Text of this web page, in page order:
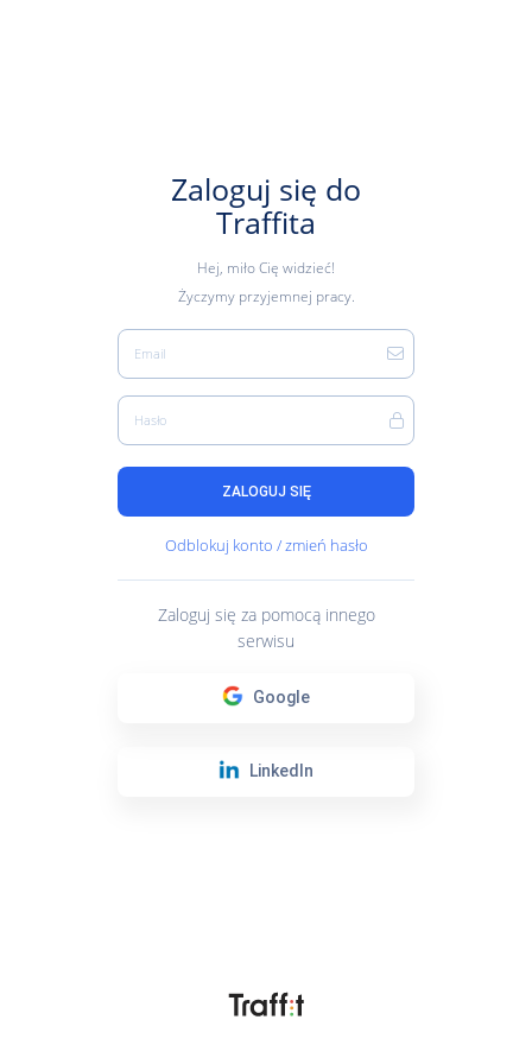
Zaloguj się do
Traffita
Hej, miło Cię widzieć!
Życzymy przyjemnej pracy.
Email
Hasło
ZALOGUJ SIĘ
Odblokuj konto / zmień hasło
Zaloguj się za pomocą innego
serwisu
Google
LinkedIn